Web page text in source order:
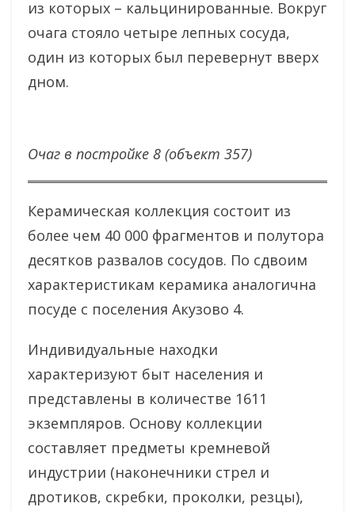
из которых – кальцинированные. Вокруг
очага стояло четыре лепных сосуда,
один из которых был перевернут вверх
дном.
Очаг в постройке 8 (объект 357)
Керамическая коллекция состоит из
более чем 40 000 фрагментов и полутора
десятков развалов сосудов. По сдвоим
характеристикам керамика аналогична
посуде с поселения Акузово 4.
Индивидуальные находки
характеризуют быт населения и
представлены в количестве 1611
экземпляров. Основу коллекции
составляет предметы кремневой
индустрии (наконечники стрел и
дротиков, скребки, проколки, резцы),